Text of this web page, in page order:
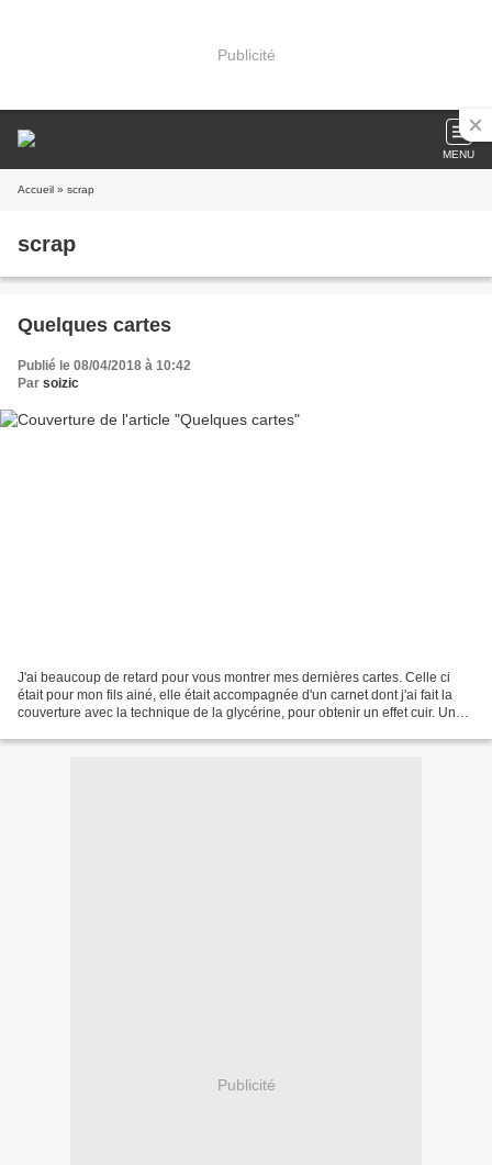
Publicité
MENU
Accueil » scrap
scrap
Quelques cartes
Publié le 08/04/2018 à 10:42
Par soizic
J'ai beaucoup de retard pour vous montrer mes dernières cartes. Celle ci
était pour mon fils ainé, elle était accompagnée d'un carnet dont j'ai fait la
couverture avec la technique de la glycérine, pour obtenir un effet cuir. Une
Publicité